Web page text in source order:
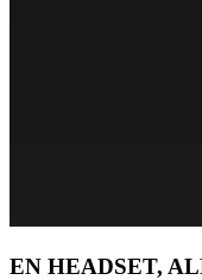
EN HEADSET,